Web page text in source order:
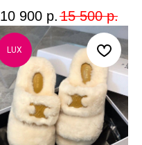
10 900 р. 15 500 р.
LUX